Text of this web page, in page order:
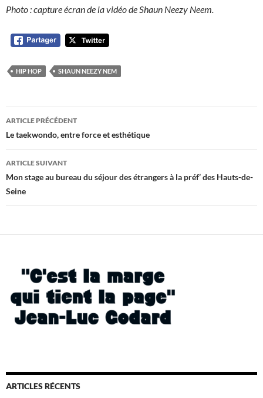
Photo : capture écran de la vidéo de Shaun Neezy Neem.
HIP HOP SHAUN NEEZY NEM
Navigation
des
articles
ARTICLE PRÉCÉDENT
Le taekwondo, entre force et esthétique
ARTICLE SUIVANT
Mon stage au bureau du séjour des étrangers à la préf’ des Hauts-de-
Seine
ARTICLES RÉCENTS